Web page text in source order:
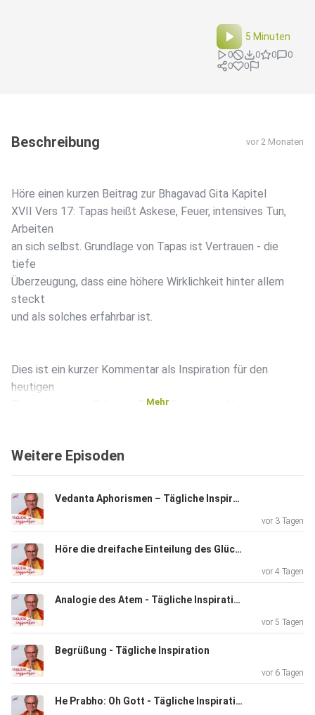
5 Minuten
0 0 0
0
0
0
Beschreibung vor 2 Monaten
Höre einen kurzen Beitrag zur Bhagavad Gita Kapitel
XVII Vers 17: Tapas heißt Askese, Feuer, intensives Tun,
Arbeiten
an sich selbst. Grundlage von Tapas ist Vertrauen - die
tiefe
Überzeugung, dass eine höhere Wirklichkeit hinter allem
steckt
und als solches erfahrbar ist.
Dies ist ein kurzer Kommentar als Inspiration für den
heutigen
Tag von und mit Sukadev Bretz, Gründer und Leiter von
Infos
über Yoga, Meditation und Ayurveda auf www.yoga-
vidya.de
Folge direkt herunterladen
Mehr
Weitere Episoden
Vedanta Aphorismen – Tägliche Inspiration
vor 3 Tagen
Höre die dreifache Einteilung des Glücks – Bhagavad Gita XVIII 36
vor 4 Tagen
Analogie des Atem - Tägliche Inspiration
vor 5 Tagen
Begrüßung - Tägliche Inspiration
vor 6 Tagen
He Prabho: Oh Gott - Tägliche Inspiration